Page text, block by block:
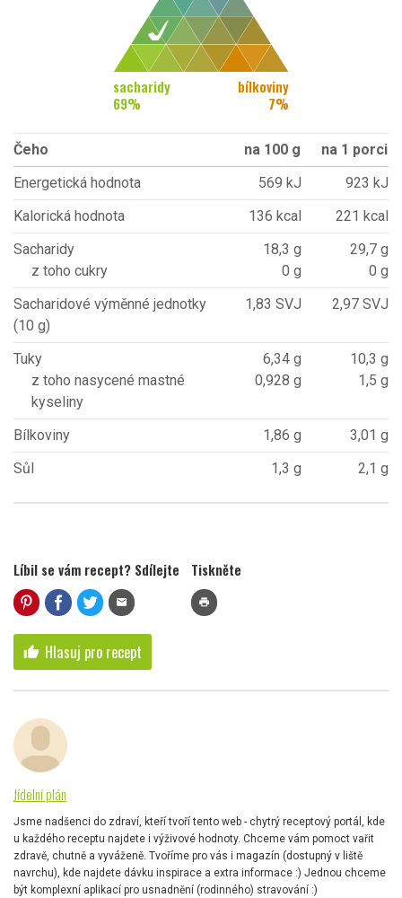
sacharidy
69%
bílkoviny
7%
Čeho na 100 g
na 1 porci
Energetická hodnota
569 kJ
923 kJ
Kalorická hodnota
136 kcal
221 kcal
Sacharidy
z toho cukry
18,3 g
0 g
29,7 g
0 g
Sacharidové výměnné jednotky
(10 g)
1,83 SVJ 2,97 SVJ
Tuky
z toho nasycené mastné
kyseliny
6,34 g
0,928 g
10,3 g
1,5 g
Bílkoviny 1,86 g
3,01 g
Sůl
1,3 g 2,1 g
Líbil se vám recept? Sdílejte
mail
Tiskněte
print
thumb_up Hlasuj pro recept
Jídelní plán
Jsme nadšenci do zdraví, kteří tvoří tento web - chytrý receptový portál, kde
u každého receptu najdete i výživové hodnoty. Chceme vám pomoct vařit
zdravě, chutně a vyváženě. Tvoříme pro vás i magazín (dostupný v liště
navrchu), kde najdete dávku inspirace a extra informace :) Jednou chceme
být komplexní aplikací pro usnadnění (rodinného) stravování :)